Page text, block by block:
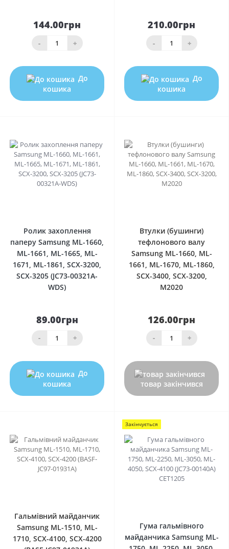
144.00грн
- +
До
кошика
210.00грн
- +
До
кошика
Ролик захоплення
паперу Samsung ML-1660,
ML-1661, ML-1665, ML-
1671, ML-1861, SCX-3200,
SCX-3205 (JC73-00321A-
WDS)
89.00грн
- +
До
кошика
Втулки (бушинги)
тефлонового валу
Samsung ML-1660, ML-
1661, ML-1670, ML-1860,
SCX-3400, SCX-3200,
M2020
126.00грн
- +
товар закінчився
Гальмівний майданчик
Samsung ML-1510, ML-
1710, SCX-4100, SCX-4200
Закінчується
Гума гальмівного
майданчика Samsung ML-